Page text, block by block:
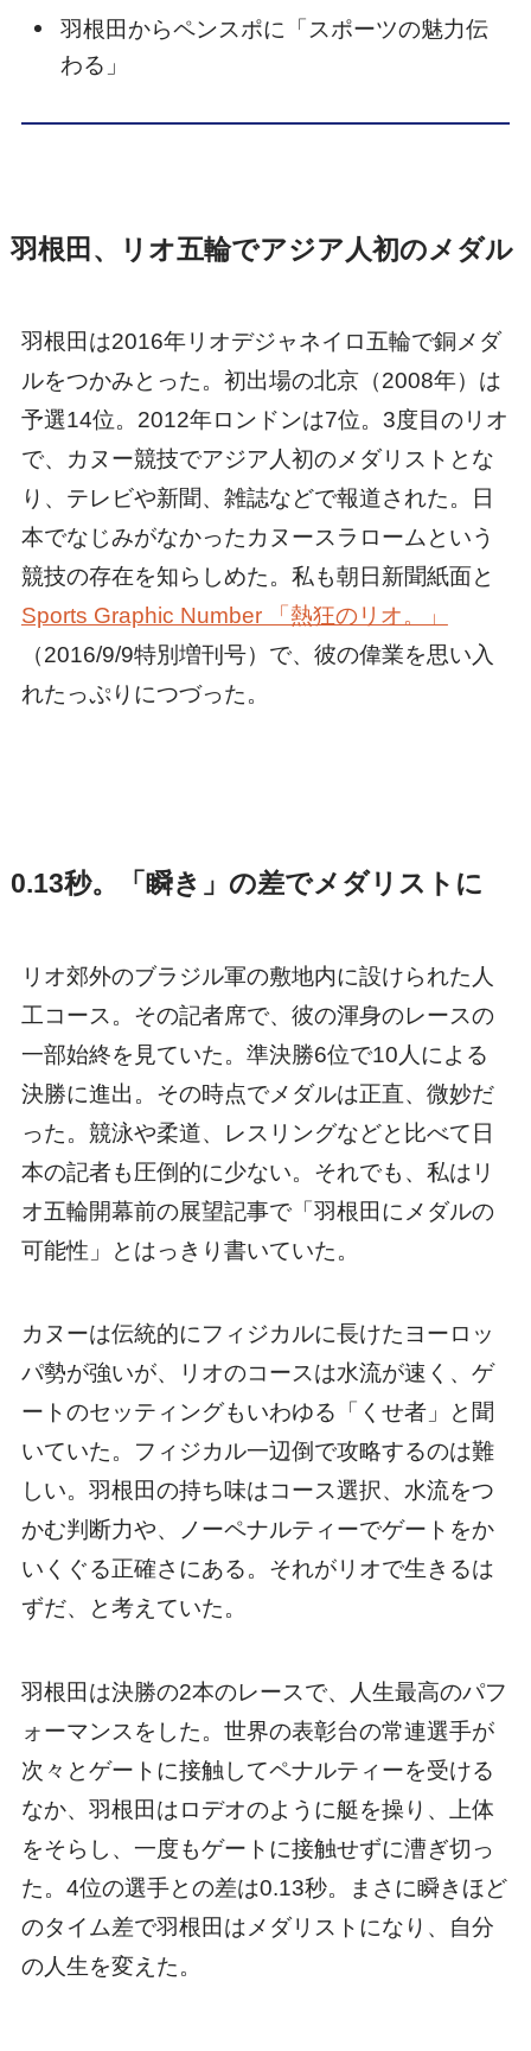
羽根田からペンスポに「スポーツの魅力伝
わる」
羽根田、リオ五輪でアジア人初のメダル
羽根田は2016年リオデジャネイロ五輪で銅メダ
ルをつかみとった。初出場の北京（2008年）は
予選14位。2012年ロンドンは7位。3度目のリオ
で、カヌー競技でアジア人初のメダリストとな
り、テレビや新聞、雑誌などで報道された。日
本でなじみがなかったカヌースラロームという
競技の存在を知らしめた。私も朝日新聞紙面と
Sports Graphic Number 「熱狂のリオ。」
（2016/9/9特別増刊号）で、彼の偉業を思い入
れたっぷりにつづった。
0.13秒。「瞬き」の差でメダリストに
リオ郊外のブラジル軍の敷地内に設けられた人
工コース。その記者席で、彼の渾身のレースの
一部始終を見ていた。準決勝6位で10人による
決勝に進出。その時点でメダルは正直、微妙だ
った。競泳や柔道、レスリングなどと比べて日
本の記者も圧倒的に少ない。それでも、私はリ
オ五輪開幕前の展望記事で「羽根田にメダルの
可能性」とはっきり書いていた。
カヌーは伝統的にフィジカルに長けたヨーロッ
パ勢が強いが、リオのコースは水流が速く、ゲ
ートのセッティングもいわゆる「くせ者」と聞
いていた。フィジカル一辺倒で攻略するのは難
しい。羽根田の持ち味はコース選択、水流をつ
かむ判断力や、ノーペナルティーでゲートをか
いくぐる正確さにある。それがリオで生きるは
ずだ、と考えていた。
羽根田は決勝の2本のレースで、人生最高のパフ
ォーマンスをした。世界の表彰台の常連選手が
次々とゲートに接触してペナルティーを受ける
なか、羽根田はロデオのように艇を操り、上体
をそらし、一度もゲートに接触せずに漕ぎ切っ
た。4位の選手との差は0.13秒。まさに瞬きほど
のタイム差で羽根田はメダリストになり、自分
の人生を変えた。